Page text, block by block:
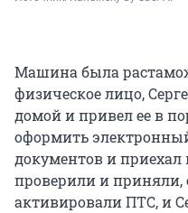
Машина была
физическое лицо,
домой и привел ее в
оформить
документов и
проверили и приняли,
активировали ПТС, и